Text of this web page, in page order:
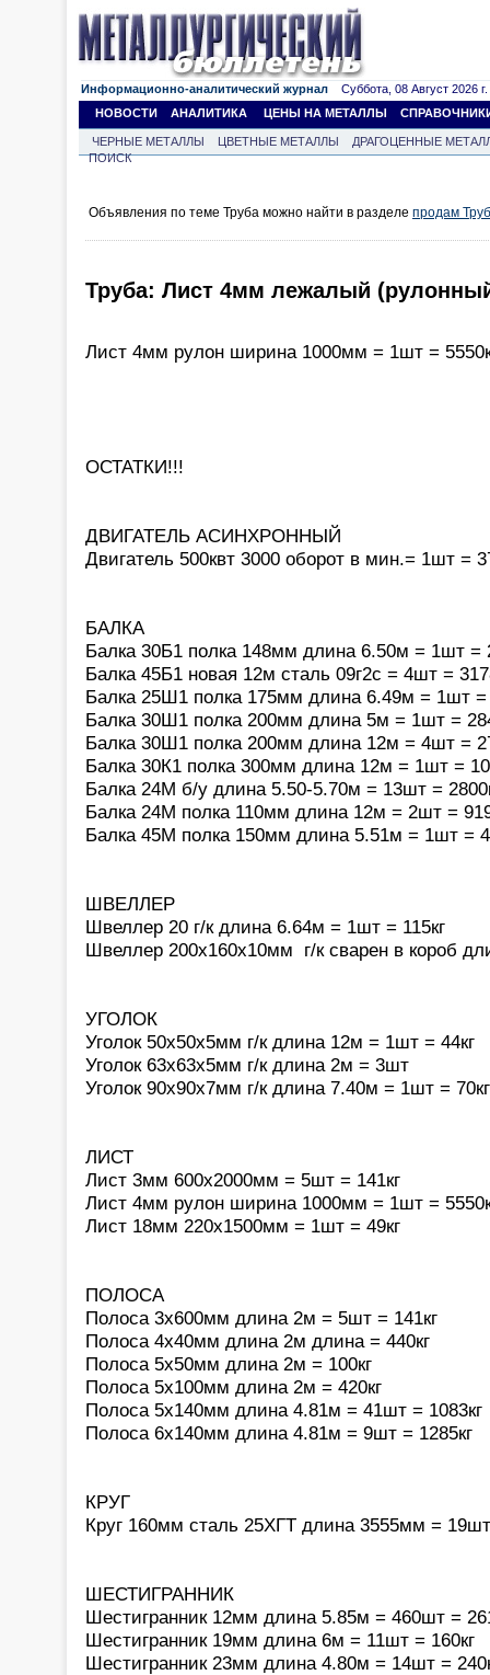
Информационно-аналитический журнал Суббота, 08 Август 2026 г.
НОВОСТИ
АНАЛИТИКА ЦЕНЫ НА МЕТАЛЛЫ
ЧЕРНЫЕ МЕТАЛЛЫ ЦВЕТНЫЕ МЕТАЛЛЫ
ДРАГОЦЕННЫЕ
ПОИСК
Объявления по теме Труба можно найти в разделе продам
Труба: Лист 4мм лежалый
Лист 4мм рулон ширина 1000мм = 1шт =
ОСТАТКИ!!!
ДВИГАТЕЛЬ АСИНXРОННЫЙ
Двигатель 500квт 3000 оборот в мин.= 1шт =
БАЛКА
Балка 30Б1 полка 148мм длина 6.50м = 1шт =
Балка 45Б1 новая 12м сталь 09г2с = 4шт =
Балка 25Ш1 полка 175мм длина 6.49м = 1шт =
Балка 30Ш1 полка 200мм длина 5м = 1шт =
Балка 30Ш1 полка 200мм длина 12м = 4шт =
Балка 30К1 полка 300мм длина 12м = 1шт =
Балка 24М б/у длина 5.50-5.70м = 13шт =
Балка 24М полка 110мм длина 12м = 2шт =
Балка 45М полка 150мм длина 5.51м = 1шт =
ШВЕЛЛЕР
Швеллер 20 г/к длина 6.64м = 1шт = 115кг
Швеллер 200х160х10мм г/к сварен в короб
УГОЛОК
Уголок 50х50х5мм г/к длина 12м = 1шт = 44кг
Уголок 63х63х5мм г/к длина 2м = 3шт
Уголок 90х90х7мм г/к длина 7.40м = 1шт = 70кг
ЛИСТ
Лист 3мм 600х2000мм = 5шт = 141кг
Лист 4мм рулон ширина 1000мм = 1шт =
Лист 18мм 220х1500мм = 1шт = 49кг
ПОЛОСА
Полоса 3х600мм длина 2м = 5шт = 141кг
Полоса 4х40мм длина 2м длина = 440кг
Полоса 5х50мм длина 2м = 100кг
Полоса 5х100мм длина 2м = 420кг
Полоса 5х140мм длина 4.81м = 41шт = 1083кг
Полоса 6х140мм длина 4.81м = 9шт = 1285кг
КРУГ
Круг 160мм сталь 25ХГТ длина 3555мм = 19шт
ШЕСТИГРАННИК
Шестигранник 12мм длина 5.85м = 460шт =
Шестигранник 19мм длина 6м = 11шт = 160кг
Шестигранник 23мм длина 4.80м = 14шт =